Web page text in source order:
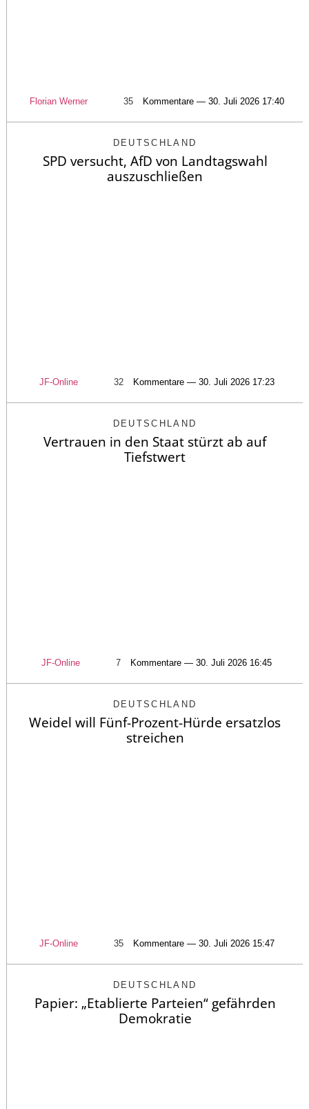
Florian Werner 35 Kommentare — 30. Juli 2026 17:40
DEUTSCHLAND
SPD versucht, AfD von Landtagswahl
auszuschließen
JF-Online 32 Kommentare — 30. Juli 2026 17:23
DEUTSCHLAND
Vertrauen in den Staat stürzt ab auf
Tiefstwert
JF-Online 7 Kommentare — 30. Juli 2026 16:45
DEUTSCHLAND
Weidel will Fünf-Prozent-Hürde ersatzlos
streichen
JF-Online 35 Kommentare — 30. Juli 2026 15:47
DEUTSCHLAND
Papier: „Etablierte Parteien“ gefährden
Demokratie